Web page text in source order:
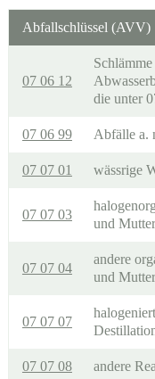
Abfallschlüssel (AVV)
07 06 12
die unter
07 06 99 Abfälle a.
07 07 01 wässrige
07 07 03
und
07 07 04
andere
und
07 07 07
07 07 08 andere